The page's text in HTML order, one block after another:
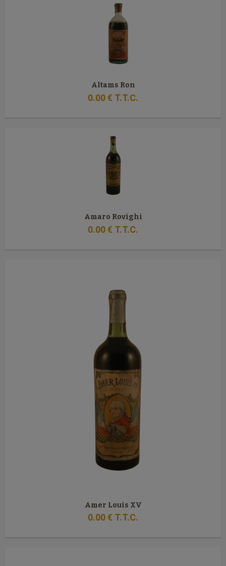
Altams Ron
0.00€ T.T.C.
Amaro Rovighi
0.00€ T.T.C.
Amer Louis XV
0.00€ T.T.C.